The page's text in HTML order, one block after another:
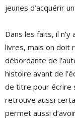
jeunes d’acquérir
Dans les faits, il
livres, mais on doit
débordante de
histoire avant de
de titre pour écrire
retrouve aussi
permet aussi